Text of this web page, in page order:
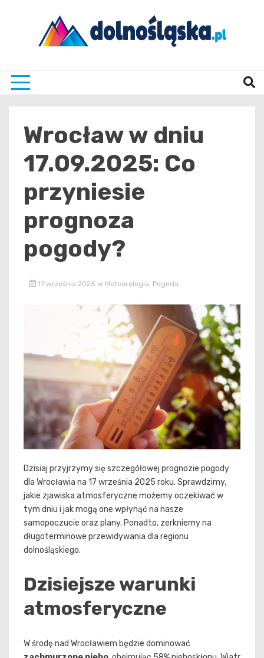
Wrocław w dniu
17.09.2025: Co
przyniesie
prognoza
pogody?
17 września 2025 w Meteorologia Pogoda
Dzisiaj przyjrzymy się szczegółowej prognozie pogody
dla Wrocławia na 17 września 2025 roku. Sprawdzimy,
jakie zjawiska atmosferyczne możemy oczekiwać w
tym dniu i jak mogą one wpłynąć na nasze
samopoczucie oraz plany. Ponadto, zerkniemy na
długoterminowe przewidywania dla regionu
dolnośląskiego.
Dzisiejsze warunki
atmosferyczne
W środę nad Wrocławiem będzie dominować